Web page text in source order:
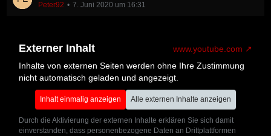
Peter92 7. Juni 2020 um 16:31
Externer Inhalt
www.youtube.com
Inhalte von externen Seiten werden ohne Ihre Zustimmung
nicht automatisch geladen und angezeigt.
Inhalt einmalig anzeigen Alle externen Inhalte anzeigen
Durch die Aktivierung der externen Inhalte erklären Sie sich damit
einverstanden, dass personenbezogene Daten an Drittplattformen